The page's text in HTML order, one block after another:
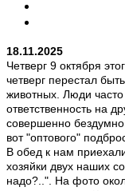
18.11.2025
Четверг 9 октября
четверг перестал
животных. Люди
ответственность на
совершенно
вот "оптового"
В обед к нам
хозяйки двух наших
надо?..". На фото